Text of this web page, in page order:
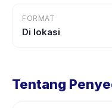
FORMAT
Di lokasi
Tentang